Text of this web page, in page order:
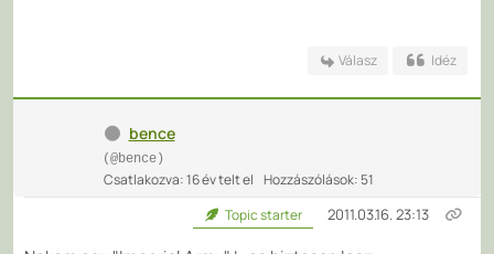
Válasz Idéz
bence
(@bence)
Csatlakozva: 16 év telt el Hozzászólások: 51
Topic starter
2011.03.16. 23:13